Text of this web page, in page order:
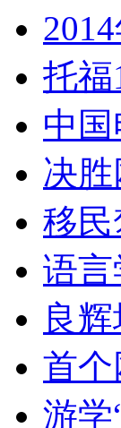
托
中
决
移民
语
良
首
游学